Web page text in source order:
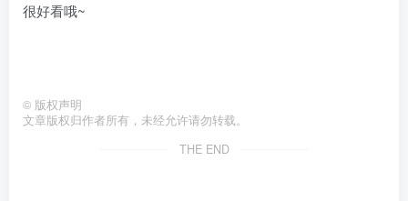
很好看哦~
© 版权声明
文章版权归作者所有，未经允许请勿转载。
THE END